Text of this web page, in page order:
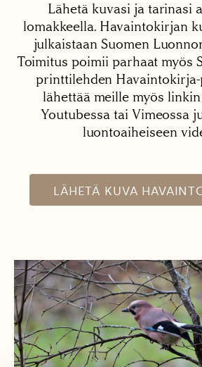
Lähetä kuvasi ja tarinasi
lomakkeella. Havaintokirjan
julkaistaan Suomen
Toimitus poimii parhaat myös
printtilehden
lähettää meille myös
Youtubessa tai Vimeossa
luontoaiheiseen
LÄHETÄ KUVA